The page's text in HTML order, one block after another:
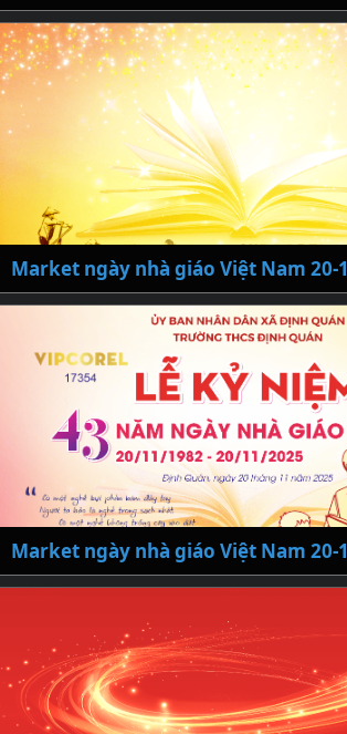
Market ngày nhà giáo Việt Nam 20-
Market ngày nhà giáo Việt Nam 20-